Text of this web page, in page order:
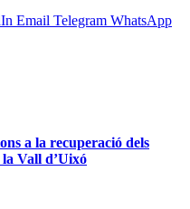
Email Telegram WhatsApp
a la recuperació dels
Vall d’Uixó